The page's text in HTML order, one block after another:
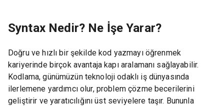
Syntax Nedir? Ne İşe Yarar?
Doğru ve hızlı bir şekilde kod yazmayı öğrenmek
kariyerinde birçok avantaja kapı aralamanı sağlayabilir.
Kodlama, günümüzün teknoloji odaklı iş dünyasında
ilerlemene yardımcı olur, problem çözme becerilerini
geliştirir ve yaratıcılığını üst seviyelere taşır. Bununla